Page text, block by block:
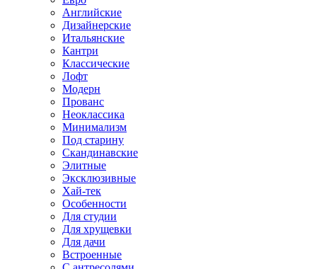
Английские
Дизайнерские
Итальянские
Кантри
Классические
Лофт
Модерн
Прованс
Неоклассика
Минимализм
Под старину
Скандинавские
Элитные
Эксклюзивные
Хай-тек
Особенности
Для студии
Для хрущевки
Для дачи
Встроенные